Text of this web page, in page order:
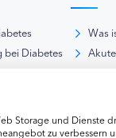
Diabetes
Was
Storage und Dienste
zu verbessern